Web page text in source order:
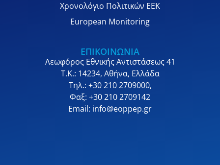
Χρονολόγιο Πολιτικών ΕΕΚ
European Monitoring
ΕΠΙΚΟΙΝΩΝΙΑ
Λεωφόρος Εθνικής Αντιστάσεως 41
Τ.Κ.: 14234, Αθήνα, Ελλάδα
Τηλ.: +30 210 2709000,
Φαξ: +30 210 2709142
Email: info@eoppep.gr